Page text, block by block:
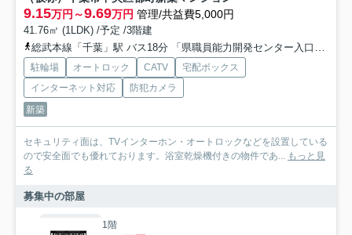
9.15万円～9.69万円 管理/共益費5,000円
41.76㎡ (1LDK) /予定 /3階建
総武本線「千葉」駅 バス18分 「県職員能力開発センター入口」 停歩1分
駐輪場 オートロック CATV
宅配ボックス
インターネット対応
防犯カメラ
新築
セキュリティ面は、TVインターホン・オートロックなどを設置している
ので安全面でも優れております。浴室乾燥機付きの物件であ... もっと見
る
募集中の部屋
1階